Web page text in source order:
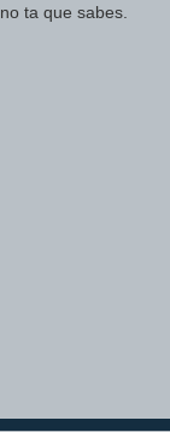
ta que sabes.